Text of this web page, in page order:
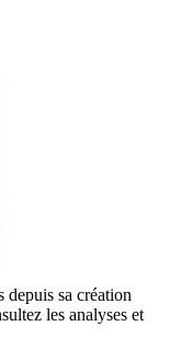
sa création
les analyses et